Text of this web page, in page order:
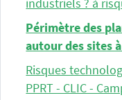
industriels ? à
Périmètre des
autour des sites
Risques
PPRT - CLIC -